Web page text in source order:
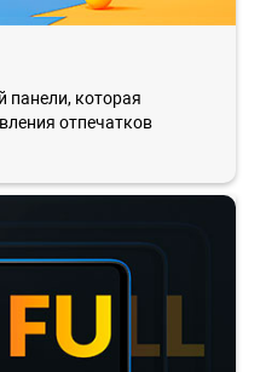
панели, которая
отпечатков